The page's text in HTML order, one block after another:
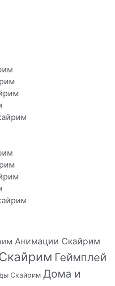
Анимации Скайрим
Геймплей
Скайрим Дома и